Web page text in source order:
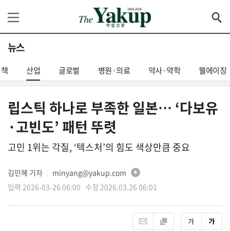
뉴스
산업 글로벌 병원·의료 약사·약학 웰에이징
립스틱 하나로 부족한 일본… ‘다보유
·고빈도’ 패턴 뚜렷
고민 1위는 각질, ‘텍스처’의 힘도 색상만큼 중요
김민혜 기자
minyang@yakup.com
입력 2026-03-26 06:00 수정 2026.03.26 06:01